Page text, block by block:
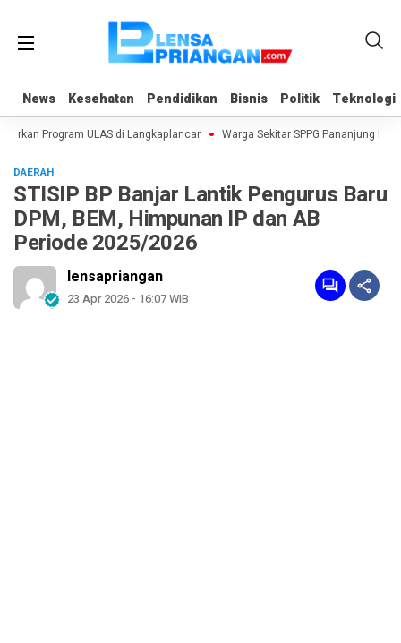
News Kesehatan Pendidikan Bisnis Politik Teknologi
News Kesehatan Pendidikan Bisnis Politik Teknologi
Program ULAS di Langkaplancar Warga Sekitar SPPG Pananjung Dua
DAERAH
STISIP BP Banjar Lantik Pengurus Baru
DPM, BEM, Himpunan IP dan AB
Periode 2025/2026
lensapriangan
23 Apr 2026 - 16:07 WIB